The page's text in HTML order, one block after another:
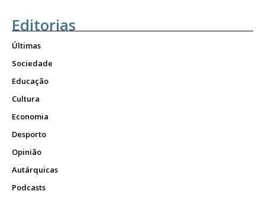
Editorias
Últimas
Sociedade
Educação
Cultura
Economia
Desporto
Opinião
Autárquicas
Podcasts